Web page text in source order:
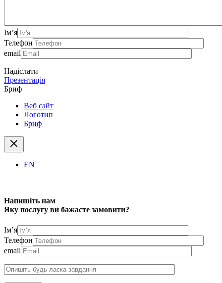
Ім’я
Телефон
email
Надіслати
Презентація
Бриф
Веб сайт
Логотип
Бриф
EN
Напишіть нам
Яку послугу ви бажаєте замовити?
Ім’я
Телефон
email